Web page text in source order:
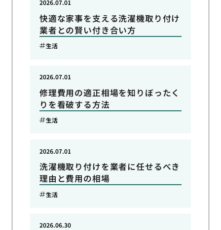
快適な家事を支える洗濯機取り付け
業者との賢い付き合い方
2026.07.01
生活
修理費用の適正相場を知りぼったく
りを看破する方法
2026.07.01
生活
洗濯機取り付けを業者に任せるべき
理由と費用の相場
2026.07.01
生活
2026.06.30